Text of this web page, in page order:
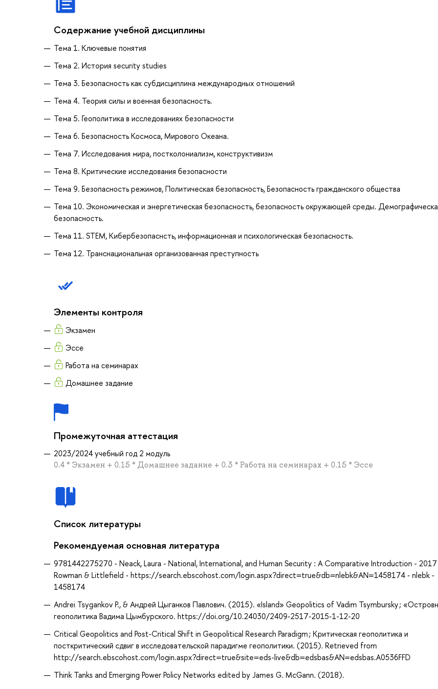
Содержание учебной дисциплины
Тема 1. Ключевые понятия
Тема 2. История security studies
Тема 3. Безопасность как субдисциплина международных отношений
Тема 4. Теория силы и военная безопасность.
Тема 5. Геополитика в исследованиях безопасности
Тема 6. Безопасность Космоса, Мирового Океана.
Тема 7. Исследования мира, постколониализм, конструктивизм
Тема 8. Критические исследования безопасности
Тема 9. Безопасность режимов, Политическая безопасность, Безопасность гражданского общества
Тема 10. Экономическая и энергетическая безопасность, безопасность окружающей среды.
безопасность.
Тема 11. STEM, Кибербезопаснсть, информационная и психологическая безопасность.
Тема 12. Транснациональная организованная преступность
Элементы контроля
Экзамен
Эссе
Работа на семинарах
Домашнее задание
Промежуточная аттестация
2023/2024 учебный год 2 модуль
0.4 * Экзамен + 0.15 * Домашнее задание + 0.3 * Работа на семинарах + 0.15 * Эссе
Список литературы
Рекомендуемая основная литература
9781442275270 - Neack, Laura - National, International, and Human Security : A Comparative Introduction -
Rowman & Littlefield - https://search.ebscohost.com/login.aspx?direct=true&db=nlebk&AN=1458174 - nlebk -
1458174
Andrei Tsygankov P., & Андрей Цыганков Павлович. (2015). «Island» Geopolitics of Vadim Tsymbursky ;
геополитика Вадима Цымбурского. https://doi.org/10.24030/2409-2517-2015-1-12-20
Critical Geopolitics and Post-Critical Shift in Geopolitical Research Paradigm ; Критическая геополитика и
посткритический сдвиг в исследовательской парадигме геополитики. (2015). Retrieved from
http://search.ebscohost.com/login.aspx?direct=true&site=eds-live&db=edsbas&AN=edsbas.A0536FFD
Think Tanks and Emerging Power Policy Networks edited by James G. McGann. (2018).